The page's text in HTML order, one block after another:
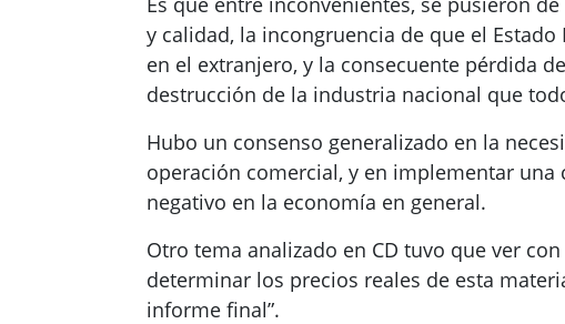
y calidad, la incongruencia de que el
en el extranjero, y la consecuente pérdida
destrucción de la industria nacional que
Hubo un consenso generalizado en la
operación comercial, y en implementar
negativo en la economía en general.
Otro tema analizado en CD tuvo que ver
determinar los precios reales de esta
informe final”.